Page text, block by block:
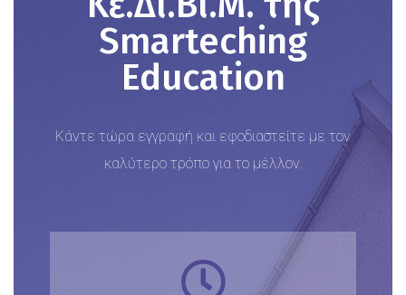
Smarteching
Education
Κάντε τώρα εγγραφή και εφοδιαστείτε με τον
καλύτερο τρόπο για το μέλλον.